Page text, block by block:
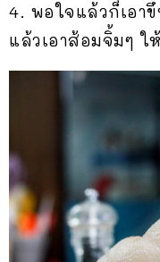
4. พอใจแล้วก็เอา
แล้วเอาส้อมจิ้มๆ